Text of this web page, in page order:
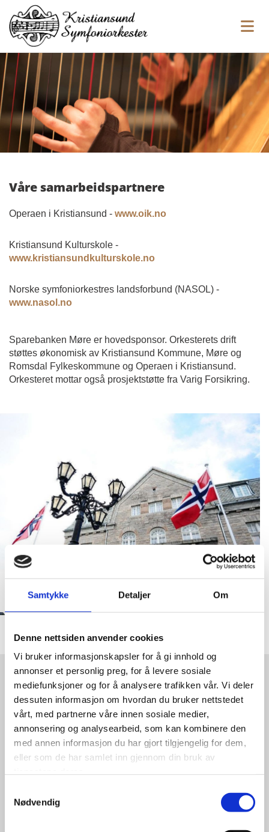
Samtykke Detaljer Om
Denne nettsiden anvender cookies
Vi bruker informasjonskapsler for å gi innhold og
annonser et personlig preg, for å levere sosiale
mediefunksjoner og for å analysere trafikken vår. Vi deler
dessuten informasjon om hvordan du bruker nettstedet
vårt, med partnerne våre innen sosiale medier,
annonsering og analysearbeid, som kan kombinere den
med annen informasjon du har gjort tilgjengelig for dem,
eller som de har samlet inn gjennom din bruk av
Nødvendig
Våre samarbeidspartnere
Operaen i Kristiansund - www.oik.no
Kristiansund Kulturskole -
www.kristiansundkulturskole.no
Norske symfoniorkestres landsforbund (NASOL) -
www.nasol.no
Sparebanken Møre er hovedsponsor. Orkesterets drift
støttes økonomisk av Kristiansund Kommune, Møre og
Romsdal Fylkeskommune og Operaen i Kristiansund.
Orkesteret mottar også prosjektstøtte fra Varig Forsikring.
Kontakt oss
Kristiansund Symfoniorkester
Postboks 711, Kongens Plass
6501 Kristiansund
 leder@symfonien.org